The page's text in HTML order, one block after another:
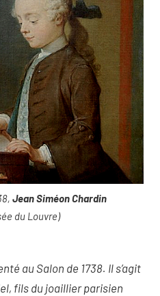
Jean Siméon Chardin
du Louvre)
au Salon de 1738. Il s’agit
fils du joaillier parisien